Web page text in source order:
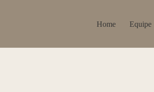
Home Equipe